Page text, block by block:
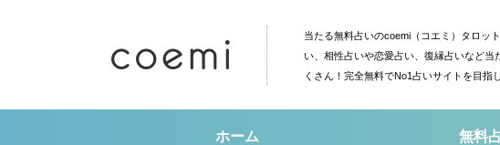
当たる無料占いのcoemi（コエミ）タロッ
い、相性占いや恋愛占い、復縁占いなど当
くさん！完全無料でNo1占いサイトを目指
ホーム 無料